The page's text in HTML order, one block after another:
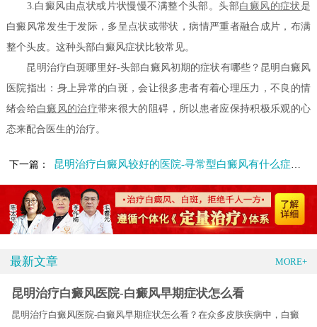
3.白癜风由点状或片状慢慢不满整个头部。头部白癜风的症状是
白癜风常发生于发际，多呈点状或带状，病情严重者融合成片，布满
整个头皮。这种头部白癜风症状比较常见。
昆明治疗白斑哪里好-头部白癜风初期的症状有哪些？昆明白癜风
医院指出：身上异常的白斑，会让很多患者有着心理压力，不良的情
绪会给白癜风的治疗带来很大的阻碍，所以患者应保持积极乐观的心
态来配合医生的治疗。
下一篇： 昆明治疗白癜风较好的医院-寻常型白癜风有什么症状特点
最新文章 MORE+
昆明治疗白癜风医院-白癜风早期症状怎么看
昆明治疗白癜风医院-白癜风早期症状怎么看？在众多皮肤疾病中，白癜